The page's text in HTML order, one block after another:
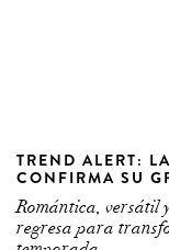
CONFIRMA SU
Romántica, versátil
regresa para
temporada